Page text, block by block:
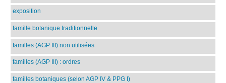
exposition
famille botanique traditionnelle
familles (AGP III) non utilisées
familles (AGP III) : ordres
familles botaniques (selon AGP IV & PPG I)